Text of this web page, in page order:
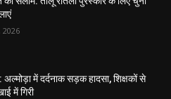
2026
अल्मोड़ा में दर्दनाक सड़क हादसा, शिक्षकों से
में गिरी